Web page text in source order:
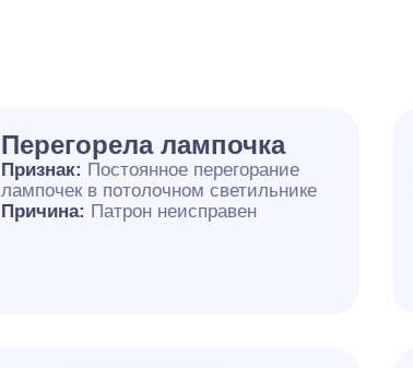
Перегорела лампочка
Признак: Постоянное перегорание
лампочек в потолочном светильнике
Причина: Патрон неисправен